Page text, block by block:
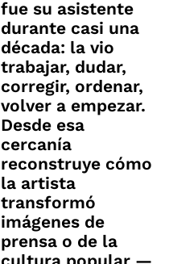
fue su asistente
durante casi una
década: la vio
trabajar, dudar,
corregir, ordenar,
volver a empezar.
Desde esa
cercanía
reconstruye cómo
la artista
transformó
imágenes de
prensa o de la